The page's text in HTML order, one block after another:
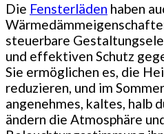
Die Fensterläden haben
steuerbare
und effektiven Schutz
Sie ermöglichen es, die
reduzieren, und im
angenehmes, kaltes, halb
ändern die Atmosphäre